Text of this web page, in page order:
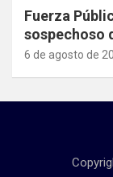
Fuerza
sospechoso
6 de agosto de